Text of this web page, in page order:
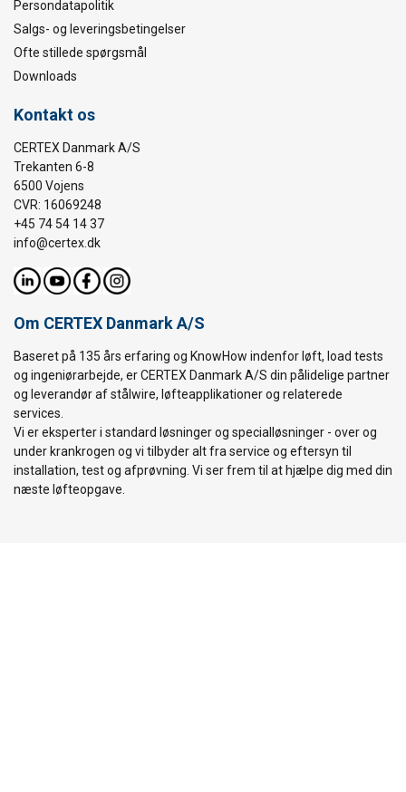
Persondatapolitik
Salgs- og leveringsbetingelser
Ofte stillede spørgsmål
Downloads
Kontakt os
CERTEX Danmark A/S
Trekanten 6-8
6500 Vojens
CVR: 16069248
+45 74 54 14 37
info@certex.dk
Om CERTEX Danmark A/S
Baseret på 135 års erfaring og KnowHow indenfor løft, load tests
og ingeniørarbejde, er CERTEX Danmark A/S din pålidelige partner
og leverandør af stålwire, løfteapplikationer og relaterede
services.
Vi er eksperter i standard løsninger og specialløsninger - over og
under krankrogen og vi tilbyder alt fra service og eftersyn til
installation, test og afprøvning. Vi ser frem til at hjælpe dig med din
næste løfteopgave.